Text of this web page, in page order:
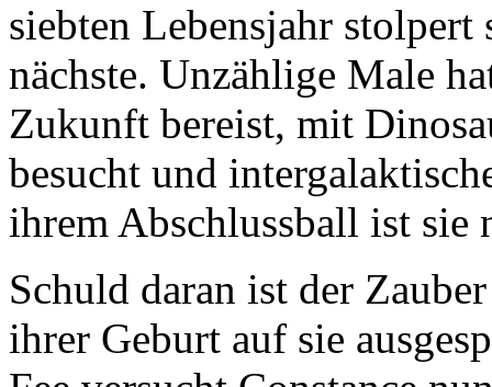
siebten Lebensjahr
nächste. Unzählige Male
Zukunft bereist, mit
besucht und
ihrem Abschlussball ist sie
Schuld daran ist der
ihrer Geburt auf sie